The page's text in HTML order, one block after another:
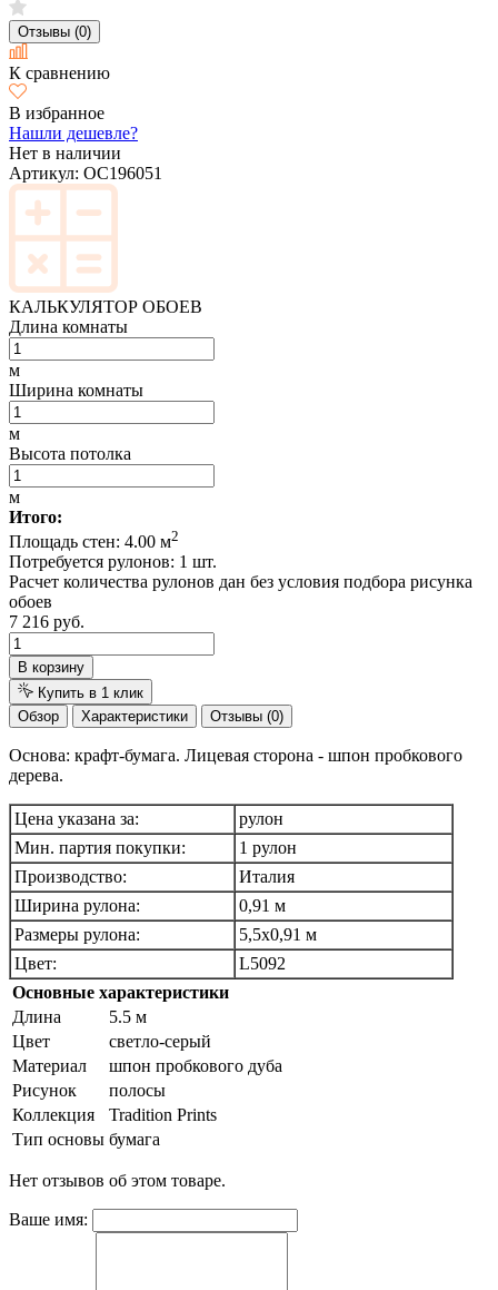
Отзывы (0)
К сравнению
В избранное
Нашли дешевле?
Нет в наличии
Артикул: OC196051
КАЛЬКУЛЯТОР ОБОЕВ
Длина комнаты
м
Ширина комнаты
м
Высота потолка
м
Итого:
Площадь стен: 4.00 м2
Потребуется рулонов: 1 шт.
Расчет количества рулонов дан без условия подбора рисунка
обоев
7 216 руб.
В корзину
Купить в 1 клик
Обзор
Характеристики Отзывы (0)
Основа: крафт-бумага. Лицевая сторона - шпон пробкового
дерева.
Цена указана за:
рулон
Мин. партия покупки:
1 рулон
Производство:
Италия
Ширина рулона:
0,91 м
Размеры рулона:
5,5х0,91 м
Цвет:
L5092
Основные характеристики
Длина
5.5 м
Цвет
светло-серый
Материал
шпон пробкового дуба
Рисунок
полосы
Коллекция
Tradition Prints
Тип основы бумага
Нет отзывов об этом товаре.
Ваше имя: